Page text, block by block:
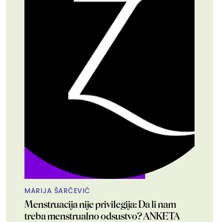
MARIJA ŠARČEVIĆ
Menstruacija nije privilegija: Da li nam
treba menstrualno odsustvo? ANKETA